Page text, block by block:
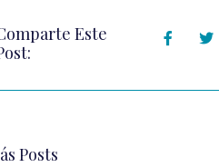
Este
Posts